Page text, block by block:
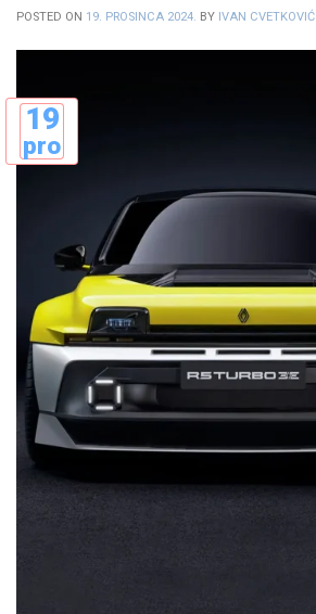
POSTED ON 19. PROSINCA 2024. BY IVAN CVETKOVIĆ
19
pro